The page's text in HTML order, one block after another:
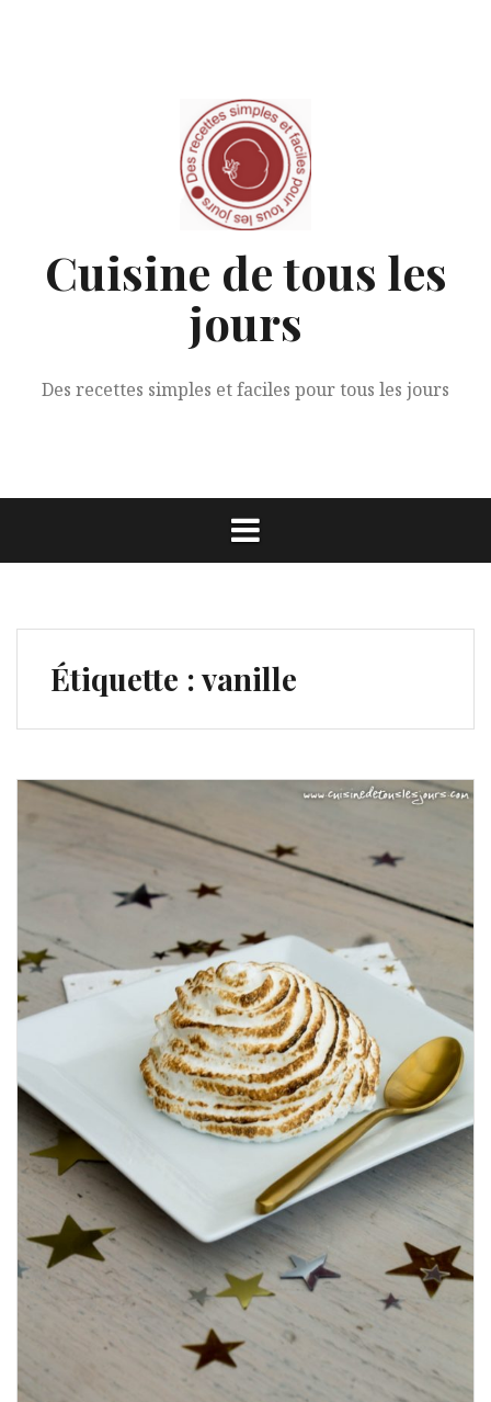
Cuisine de tous les
jours
Des recettes simples et faciles pour tous les jours
Étiquette :vanille